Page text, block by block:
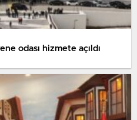
odası hizmete açıldı